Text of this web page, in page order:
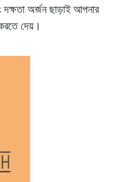
অর্জন ছাড়াই আপনার
দেয়।